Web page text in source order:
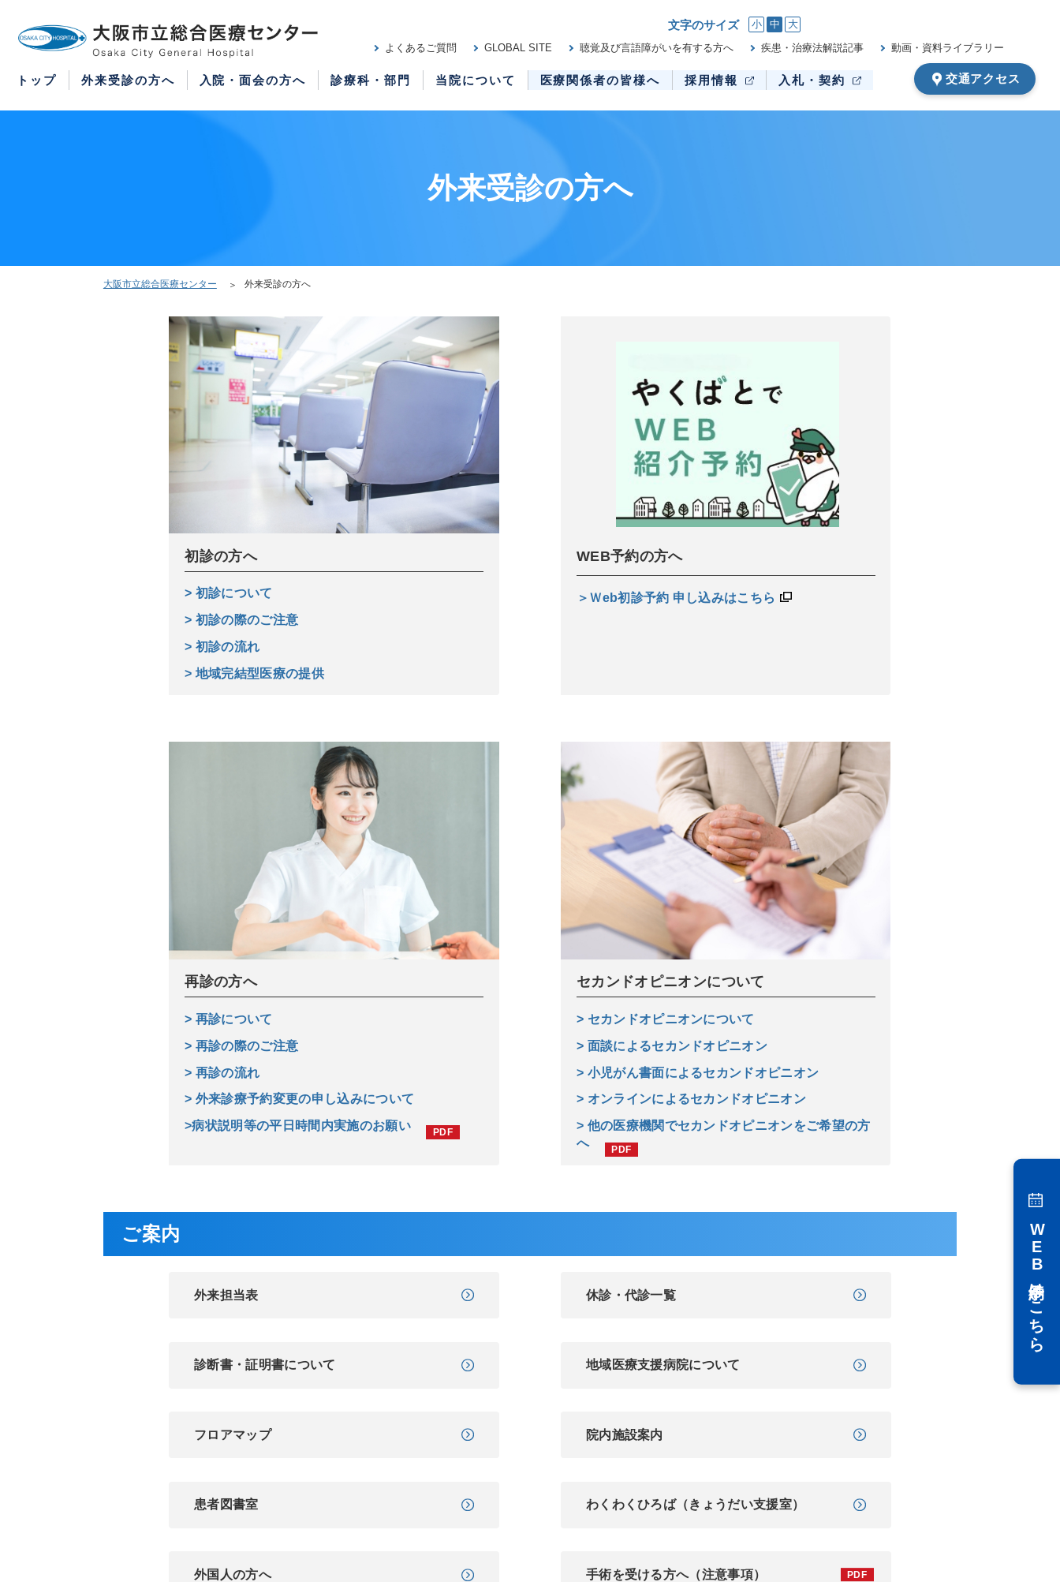
文字のサイズ 小 中 大
交通アクセス
トップ 外来受診の方へ 入院・面会の方へ 診療科・部門 当院について 医療関係者の皆様へ 採用情報 入札・契約
よくあるご質問 GLOBAL SITE 聴覚及び言語障がいを有する方へ 疾患・治療法解説記事 動画・資料ライブラリー
外来受診の方へ
大阪市立総合医療センター 外来受診の方へ
初診の方へ
> 初診について
> 初診の際のご注意
> 初診の流れ
> 地域完結型医療の提供
WEB予約の方へ
＞Ｗeb初診予約 申し込みはこちら
再診の方へ
> 再診について
> 再診の際のご注意
> 再診の流れ
> 外来診療予約変更の申し込みについて
>病状説明等の平日時間内実施のお願い
セカンドオピニオンについて
> セカンドオピニオンについて
> 面談によるセカンドオピニオン
> 小児がん書面によるセカンドオピニオン
> オンラインによるセカンドオピニオン
> 他の医療機関でセカンドオピニオンをご希望の方
へ
ご案内
外来担当表 休診・代診一覧
診断書・証明書について 地域医療支援病院について
フロアマップ 院内施設案内
患者図書室 わくわくひろば（きょうだい支援室）
外国人の方へ 手術を受ける方へ（注意事項）
WEB予約はこちら
紹介状をお持ちの方はこちら
再診の予約変更はこちら